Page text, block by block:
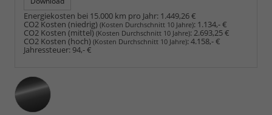
Energiekosten bei 15.000 km pro Jahr: 1.449,26 €
CO2 Kosten (niedrig) (Kosten Durchschnitt 10 Jahre): 1.134,- €
CO2 Kosten (mittel) (Kosten Durchschnitt 10 Jahre):2.693,25 €
CO2 Kosten (hoch) (Kosten Durchschnitt 10 Jahre):4.158,- €
Jahressteuer: 94,- €